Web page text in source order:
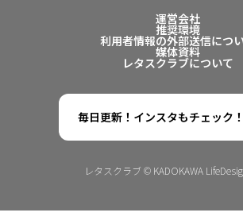
運営会社
推奨環境
利用者情報の外部送信につ
媒体資料
レタスクラブについて
毎日更新！インスタもチェック！
レタスクラブ © KADOKAWA